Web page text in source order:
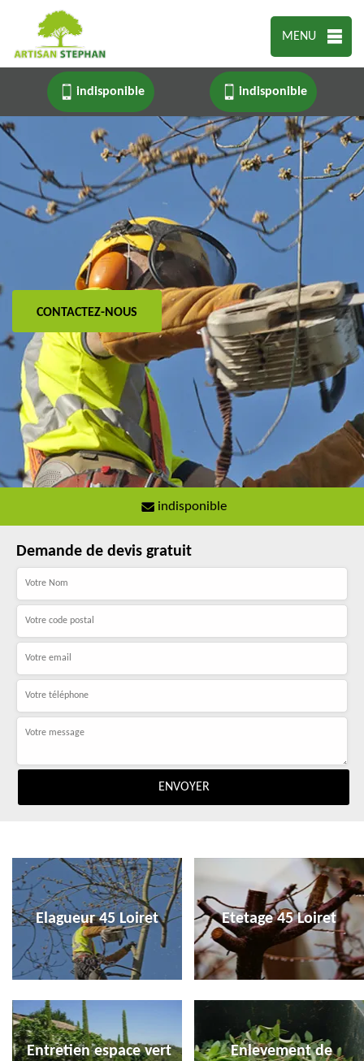
MENU
indisponible indisponible
CONTACTEZ-NOUS
indisponible
Demande de devis gratuit
Elagueur 45 Loiret Etetage 45 Loiret
Entretien espace vert
Enlevement de